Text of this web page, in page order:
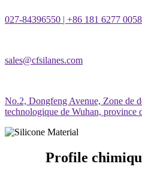
027-84396550 | +86 181 6277 0058
sales@cfsilanes.com
No.2, Dongfeng Avenue, Zone de
technologique de Wuhan, province
Profile